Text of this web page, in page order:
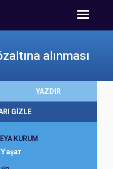
alınması
YAZDIR
GİZLE
KURUM